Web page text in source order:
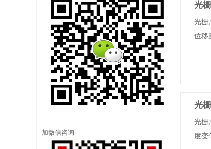
加微信咨询
光
光栅
位移
光
光栅
度变